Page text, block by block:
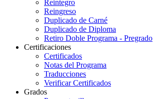
Reintegro
Reingreso
Duplicado de Carné
Duplicado de Diploma
Retiro Doble Programa - Pregrado
Certificaciones
Certificados
Notas del Programa
Traducciones
Verificar Certificados
Grados